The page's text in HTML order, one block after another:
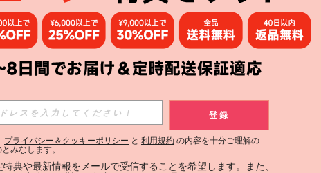
購読
登録する
登録
プライバシー＆クッキーポリシー と 利用規約 の内容を十分ご理解の
みなします。
特典や最新情報をメールで受信することを希望します。また、